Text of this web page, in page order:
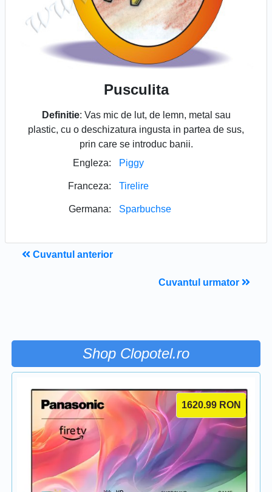
Pusculita
Definitie: Vas mic de lut, de lemn, metal sau
plastic, cu o deschizatura ingusta in partea de sus,
prin care se introduc banii.
Engleza:
Piggy
Franceza: Tirelire
Germana: Sparbuchse
Cuvantul anterior
Cuvantul urmator
Shop Clopotel.ro
1620.99 RON